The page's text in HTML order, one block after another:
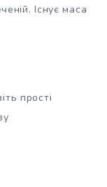
Існує маса
прості